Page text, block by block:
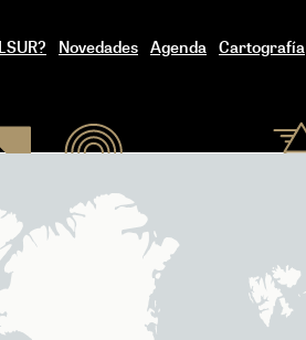
Novedades Agenda Cartografía